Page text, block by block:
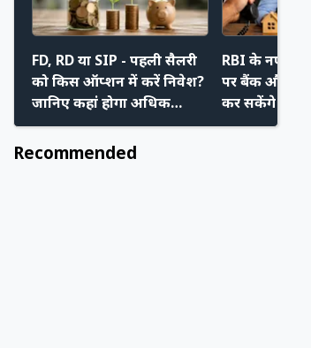
FD, RD या SIP - पहली सैलरी
को किस ऑप्शन में करें निवेश?
जानिए कहां होगा अधिक
फायदा
RBI के नए
पर बैंक और
कर सकेंगे
अपने नए
Recommended